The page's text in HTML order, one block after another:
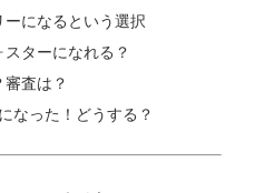
になるという選択
ターになれる？
査は？
なった！どうする？